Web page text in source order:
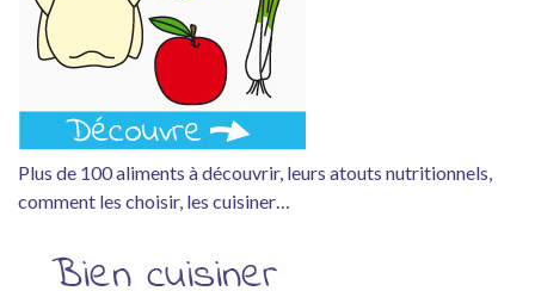
Plus de 100 aliments à découvrir, leurs atouts nutritionnels,
comment les choisir, les cuisiner…